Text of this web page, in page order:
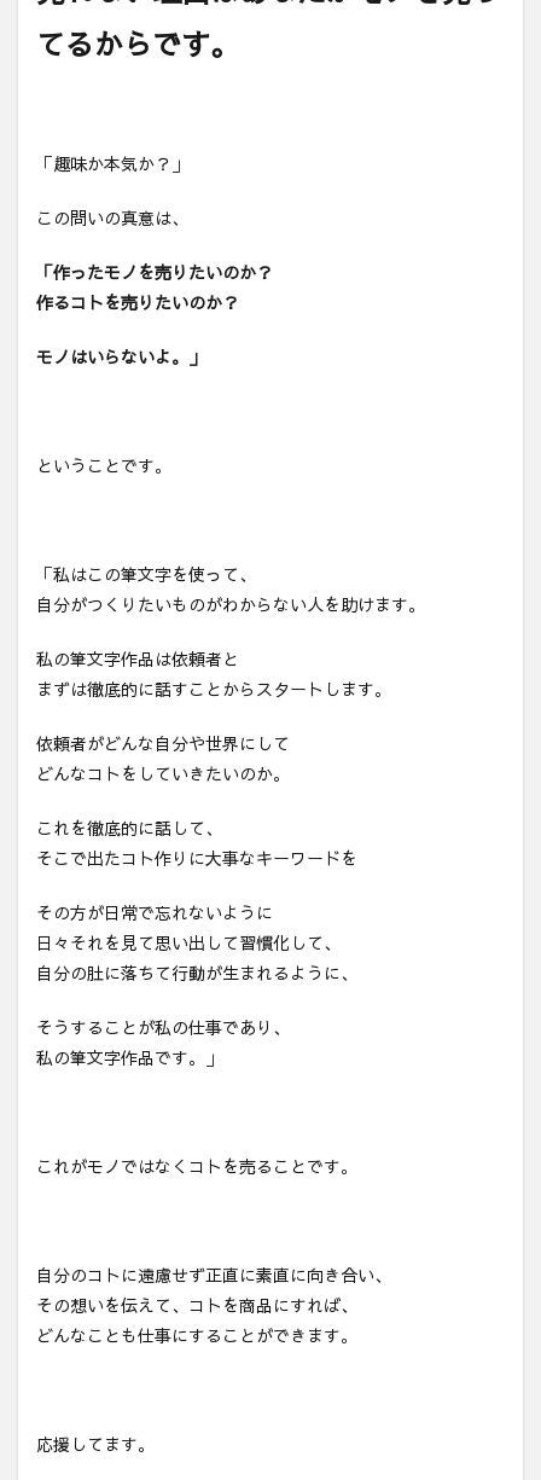
てるからです。
「趣味か本気か？」
この問いの真意は、
「作ったモノを売りたいのか？
作るコトを売りたいのか？
モノはいらないよ。」
ということです。
「私はこの筆文字を使って、
自分がつくりたいものがわからない人を助けます。
私の筆文字作品は依頼者と
まずは徹底的に話すことからスタートします。
依頼者がどんな自分や世界にして
どんなコトをしていきたいのか。
これを徹底的に話して、
そこで出たコト作りに大事なキーワードを
その方が日常で忘れないように
日々それを見て思い出して習慣化して、
自分の肚に落ちて行動が生まれるように、
そうすることが私の仕事であり、
私の筆文字作品です。」
これがモノではなくコトを売ることです。
自分のコトに遠慮せず正直に素直に向き合い、
その想いを伝えて、コトを商品にすれば、
どんなことも仕事にすることができます。
応援してます。